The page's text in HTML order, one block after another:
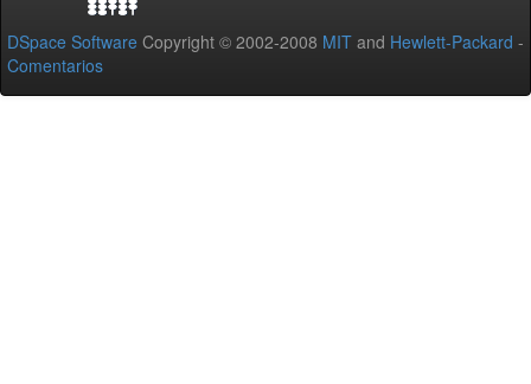
DSpace Software Copyright © 2002-2008 MIT and Hewlett-Packard -
Comentarios